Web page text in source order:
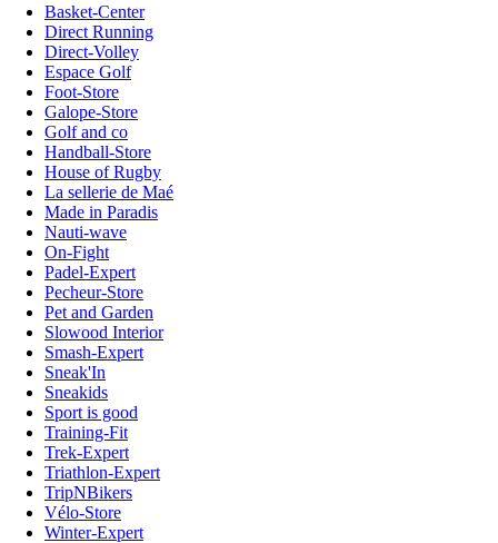
Basket-Center
Direct Running
Direct-Volley
Espace Golf
Foot-Store
Galope-Store
Golf and co
Handball-Store
House of Rugby
La sellerie de Maé
Made in Paradis
Nauti-wave
On-Fight
Padel-Expert
Pecheur-Store
Pet and Garden
Slowood Interior
Smash-Expert
Sneak'In
Sneakids
Sport is good
Training-Fit
Trek-Expert
Triathlon-Expert
TripNBikers
Vélo-Store
Winter-Expert